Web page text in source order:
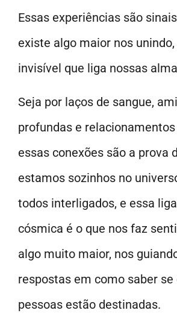
Essas experiências são
existe algo maior nos
invisível que liga nossas
Seja por laços de sangue,
profundas e
essas conexões são a prova
estamos sozinhos no
todos interligados, e essa
cósmica é o que nos faz
algo muito maior, nos
respostas em como saber se
pessoas estão destinadas.